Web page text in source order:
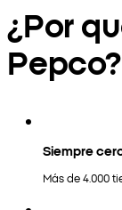
¿Por
Pepco?
Siempre
Más de 4.000